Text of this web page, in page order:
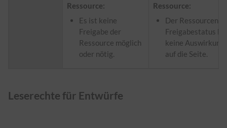
Ressource:
Es ist keine
Freigabe der
Ressource möglich
oder nötig.
Ressource:
Der Ressourcen-
Freigabestatus
keine Auswirkung
auf die Seite.
Leserechte für Entwürfe